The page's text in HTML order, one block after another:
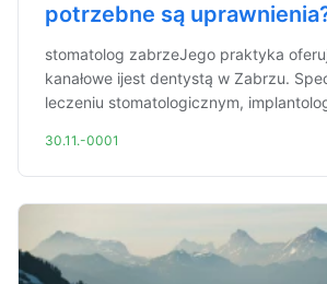
potrzebne są
stomatolog zabrzeJego praktyka
kanałowe ijest dentystą w Zabrzu.
leczeniu stomatologicznym,
30.11.-0001